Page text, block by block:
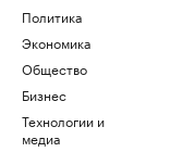
Политика
Экономика
Общество
Бизнес
Технологии и
медиа